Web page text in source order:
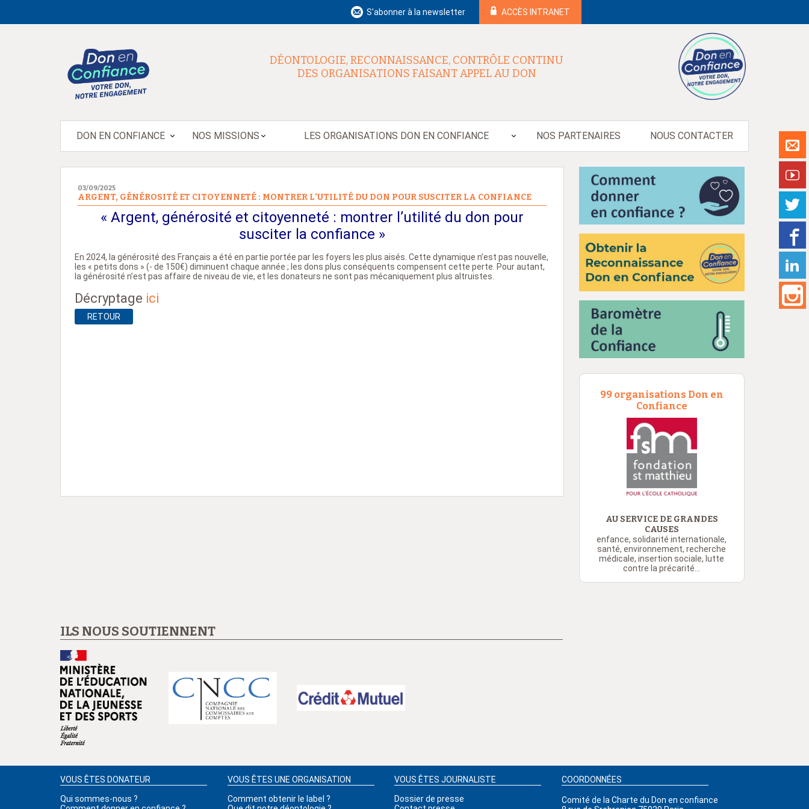
S'abonner à la newsletter ACCÈS INTRANET
DÉONTOLOGIE, RECONNAISSANCE, CONTRÔLE CONTINU
DES ORGANISATIONS FAISANT APPEL AU DON
DON EN CONFIANCE NOS MISSIONS LES ORGANISATIONS DON EN CONFIANCE NOS PARTENAIRES NOUS CONTACTER
03/09/2025
ARGENT, GÉNÉROSITÉ ET CITOYENNETÉ : MONTRER L’UTILITÉ DU DON POUR SUSCITER LA CONFIANCE
« Argent, générosité et citoyenneté : montrer l’utilité du don pour
susciter la confiance »
En 2024, la générosité des Français a été en partie portée par les foyers les plus aisés. Cette dynamique n’est pas nouvelle,
les « petits dons » (- de 150€) diminuent chaque année ; les dons plus conséquents compensent cette perte. Pour autant,
la générosité n’est pas affaire de niveau de vie, et les donateurs ne sont pas mécaniquement plus altruistes.
Décryptage ici
RETOUR
99 organisations Don en
Confiance
AU SERVICE DE GRANDES
CAUSES
enfance, solidarité internationale,
santé, environnement, recherche
médicale, insertion sociale, lutte
contre la précarité...
ILS NOUS SOUTIENNENT
VOUS ÊTES DONATEUR
Qui sommes-nous ?
VOUS ÊTES UNE ORGANISATION
Comment obtenir le label ?
VOUS ÊTES JOURNALISTE
Dossier de presse
COORDONNÉES
Comité de la Charte du Don en confiance